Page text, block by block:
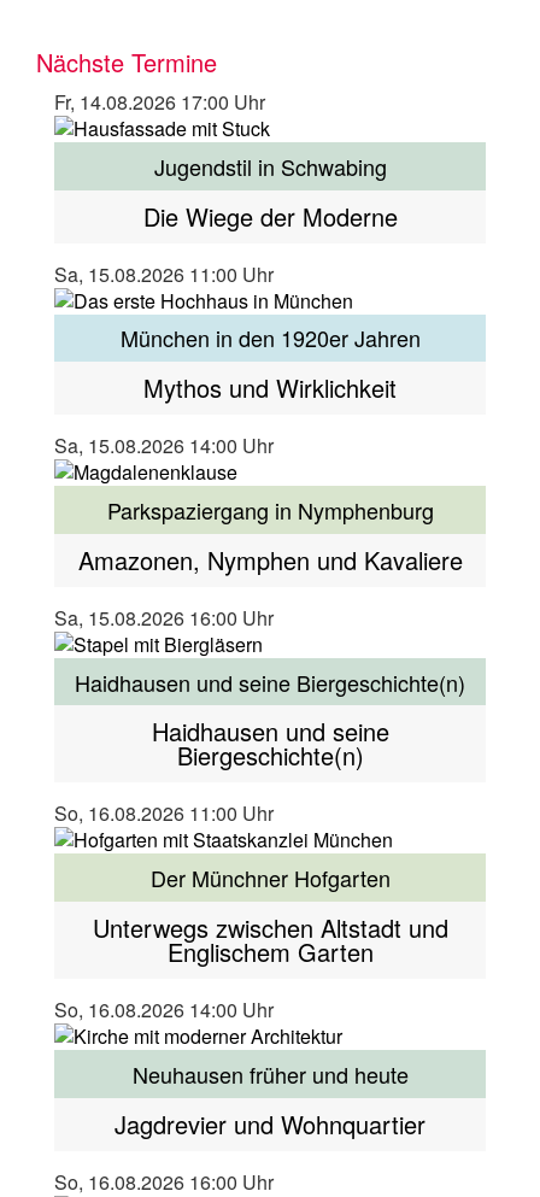
Nächste Termine
Fr, 14.08.2026 17:00 Uhr
Jugendstil in Schwabing
Die Wiege der Moderne
Sa, 15.08.2026 11:00 Uhr
München in den 1920er Jahren
Mythos und Wirklichkeit
Sa, 15.08.2026 14:00 Uhr
Parkspaziergang in Nymphenburg
Amazonen, Nymphen und Kavaliere
Sa, 15.08.2026 16:00 Uhr
Haidhausen und seine Biergeschichte(n)
Haidhausen und seine
Biergeschichte(n)
So, 16.08.2026 11:00 Uhr
Der Münchner Hofgarten
Unterwegs zwischen Altstadt und
Englischem Garten
So, 16.08.2026 14:00 Uhr
Neuhausen früher und heute
Jagdrevier und Wohnquartier
So, 16.08.2026 16:00 Uhr